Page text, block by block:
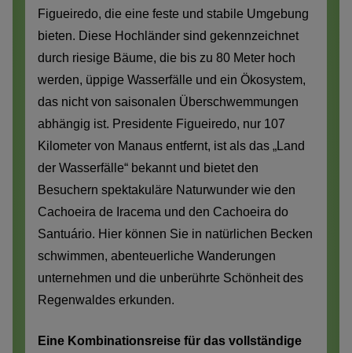
Figueiredo, die eine feste und stabile Umgebung
bieten. Diese Hochländer sind gekennzeichnet
durch riesige Bäume, die bis zu 80 Meter hoch
werden, üppige Wasserfälle und ein Ökosystem,
das nicht von saisonalen Überschwemmungen
abhängig ist. Presidente Figueiredo, nur 107
Kilometer von Manaus entfernt, ist als das „Land
der Wasserfälle“ bekannt und bietet den
Besuchern spektakuläre Naturwunder wie den
Cachoeira de Iracema und den Cachoeira do
Santuário. Hier können Sie in natürlichen Becken
schwimmen, abenteuerliche Wanderungen
unternehmen und die unberührte Schönheit des
Regenwaldes erkunden.
Eine Kombinationsreise für das vollständige